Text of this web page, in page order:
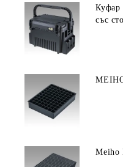
Куфар
със
Meiho